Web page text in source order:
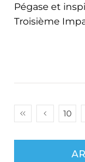
Pégase et
Troisième
10